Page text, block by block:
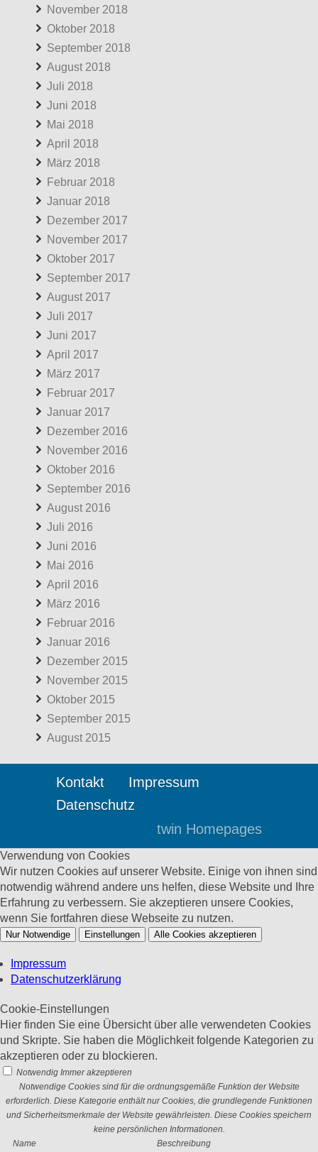
November 2018
Oktober 2018
September 2018
August 2018
Juli 2018
Juni 2018
Mai 2018
April 2018
März 2018
Februar 2018
Januar 2018
Dezember 2017
November 2017
Oktober 2017
September 2017
August 2017
Juli 2017
Juni 2017
April 2017
März 2017
Februar 2017
Januar 2017
Dezember 2016
November 2016
Oktober 2016
September 2016
August 2016
Juli 2016
Juni 2016
Mai 2016
April 2016
März 2016
Februar 2016
Januar 2016
Dezember 2015
November 2015
Oktober 2015
September 2015
August 2015
Kontakt
Impressum
Datenschutz
twin Homepages
Verwendung von Cookies
Wir nutzen Cookies auf unserer Website. Einige von ihnen sind
notwendig während andere uns helfen, diese Website und Ihre
Erfahrung zu verbessern. Sie akzeptieren unsere Cookies,
wenn Sie fortfahren diese Webseite zu nutzen.
Nur Notwendige Einstellungen Alle Cookies akzeptieren
Impressum
Datenschutzerklärung
Cookie-Einstellungen
Hier finden Sie eine Übersicht über alle verwendeten Cookies
und Skripte. Sie haben die Möglichkeit folgende Kategorien zu
akzeptieren oder zu blockieren.
Notwendig Immer akzeptieren
Notwendige Cookies sind für die ordnungsgemäße Funktion der Website
erforderlich. Diese Kategorie enthält nur Cookies, die grundlegende Funktionen
und Sicherheitsmerkmale der Website gewährleisten. Diese Cookies speichern
keine persönlichen Informationen.
Name
Beschreibung